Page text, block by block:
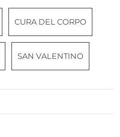
CURA DEL CORPO
SAN VALENTINO